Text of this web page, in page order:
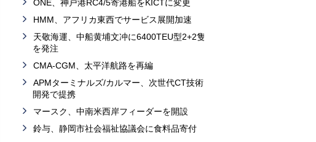
ONE、神戸港RC4/5寄港船をKICTに変更
HMM、アフリカ東西でサービス展開加速
天敬海運、中船黄埔文冲に6400TEU型2+2隻
を発注
CMA-CGM、太平洋航路を再編
APMターミナルズ/カルマー、次世代CT技術
開発で提携
マースク、中南米西岸フィーダーを開設
鈴与、静岡市社会福祉協議会に食料品寄付